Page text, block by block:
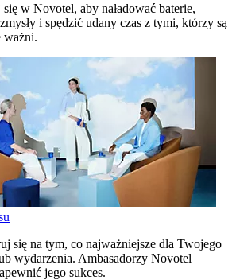
w Novotel, aby naładować baterie,
i spędzić udany czas z tymi, którzy są
ważni.
się na tym, co najważniejsze dla Twojego
wydarzenia. Ambasadorzy Novotel
jego sukces.